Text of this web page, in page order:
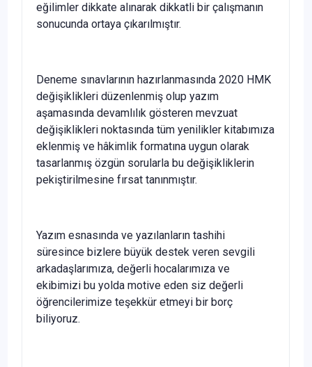
eğilimler dikkate alınarak dikkatli bir çalışmanın
sonucunda ortaya çıkarılmıştır.
Deneme sınavlarının hazırlanmasında 2020 HMK
değişiklikleri düzenlenmiş olup yazım
aşamasında devamlılık gösteren mevzuat
değişiklikleri noktasında tüm yenilikler kitabımıza
eklenmiş ve hâkimlik formatına uygun olarak
tasarlanmış özgün sorularla bu değişikliklerin
pekiştirilmesine fırsat tanınmıştır.
Yazım esnasında ve yazılanların tashihi
süresince bizlere büyük destek veren sevgili
arkadaşlarımıza, değerli hocalarımıza ve
ekibimizi bu yolda motive eden siz değerli
öğrencilerimize teşekkür etmeyi bir borç
biliyoruz.